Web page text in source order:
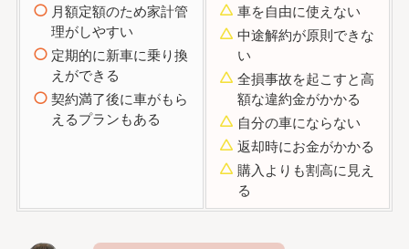
月額定額のため家計管
理がしやすい
定期的に新車に乗り換
えができる
契約満了後に車がもら
えるプランもある
車を自由に使えない
中途解約が原則できな
い
全損事故を起こすと高
額な違約金がかかる
自分の車にならない
返却時にお金がかかる
購入よりも割高に見え
る